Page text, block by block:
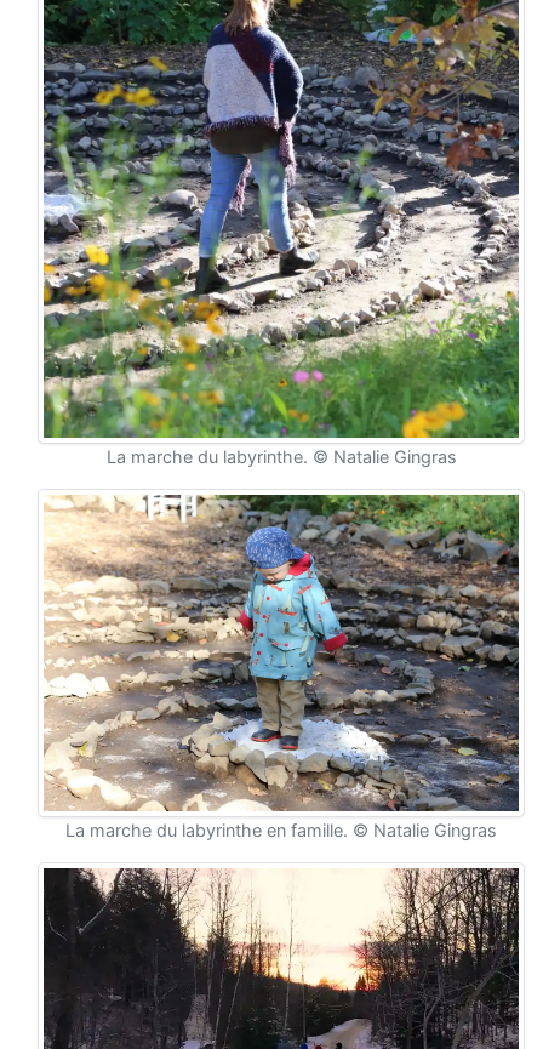
La marche du labyrinthe. © Natalie Gingras
La marche du labyrinthe en famille. © Natalie Gingras